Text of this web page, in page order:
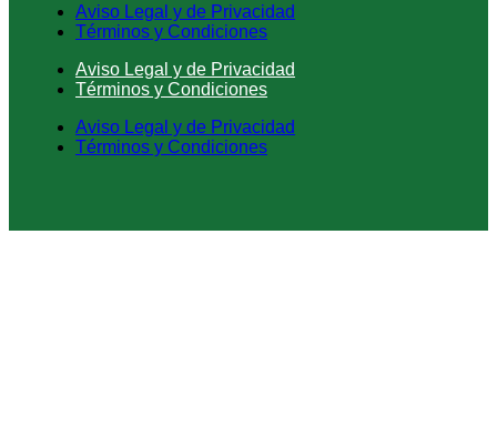
Aviso Legal y de Privacidad
Términos y Condiciones
Aviso Legal y de Privacidad
Términos y Condiciones
Aviso Legal y de Privacidad
Términos y Condiciones